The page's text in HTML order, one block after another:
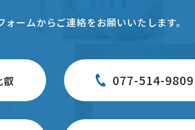
ームからご連絡をお願いいたします。
叡 077-514-9809